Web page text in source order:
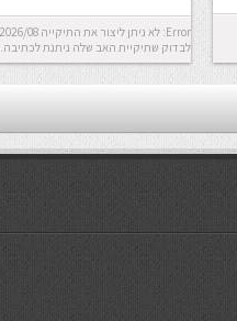
לבדוק שתיקיית האב שלה ניתנת לכתיבה.